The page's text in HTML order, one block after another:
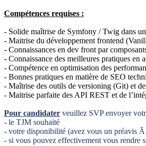
Compétences requises :
- Solide maîtrise de Symfony / Twig dans
- Maitrise du développement frontend
- Connaissances en dev front par
- Connaissance des meilleures pratiques
- Compétence en optimisation des
- Bonnes pratiques en matière de SEO
- Maîtrise des outils de versioning (Git) et
- Maitrise parfaite des API REST et de
Pour candidater veuillez SVP envoyer
- le TJM souhaité
- votre disponibilité (avez vous un préavis
- si vous pouvez effectivement vous rendre